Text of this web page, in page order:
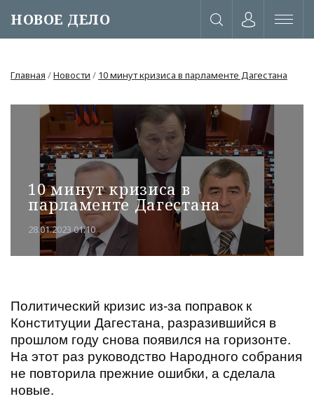
НОВОЕ ДЕЛО
Главная /Новости / 10 минут кризиса в парламенте Дагестана
10 минут кризиса в
парламенте Дагестана
28.01.2023 01:10
Политический кризис из-за поправок к
Конституции Дагестана, разразившийся в
прошлом году снова появился на горизонте.
На этот раз руководство Народного собрания
не повторила прежние ошибки, а сделала
новые.